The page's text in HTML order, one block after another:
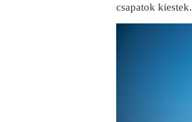
csapatok kiestek.